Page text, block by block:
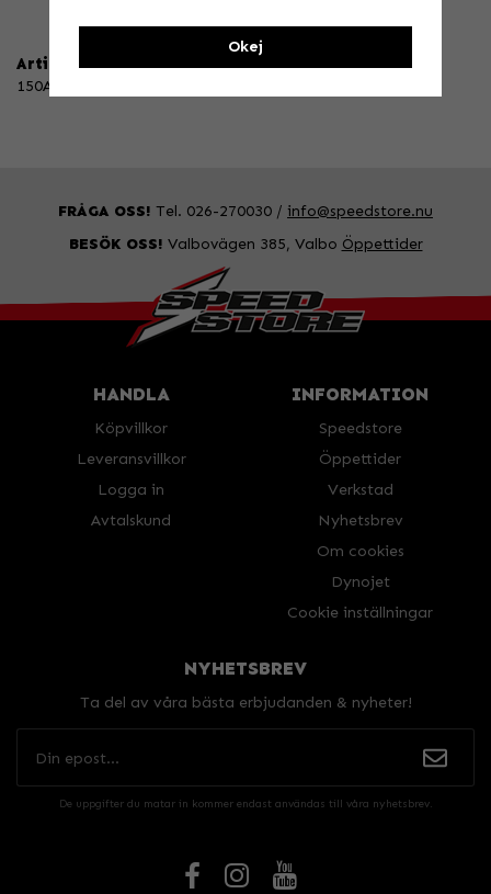
Artikelnummer:
150A-520-49BL
FRÅGA OSS! Tel. 026-270030 / info@speedstore.nu
BESÖK OSS! Valbovägen 385, Valbo Öppettider
HANDLA
Köpvillkor
Leveransvillkor
Logga in
Avtalskund
INFORMATION
Speedstore
Öppettider
Verkstad
Nyhetsbrev
Om cookies
Dynojet
Cookie inställningar
NYHETSBREV
Ta del av våra bästa erbjudanden & nyheter!
De uppgifter du matar in kommer endast användas till våra nyhetsbrev.
Okej